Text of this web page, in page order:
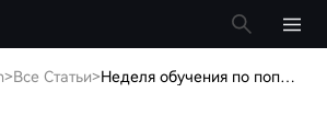
>Все Статьи> Неделя обучения по популярным токенам 13: запуск основной сети HIP-4 ожидается в середине 2026 года на фоне смещения фокуса рынка к масштабируемому внедрению ключевых криптоактивов, включая XRP